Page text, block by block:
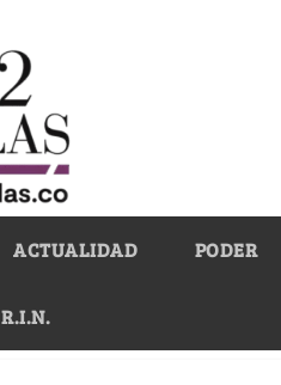
ACTUALIDAD PODER
R.I.N.